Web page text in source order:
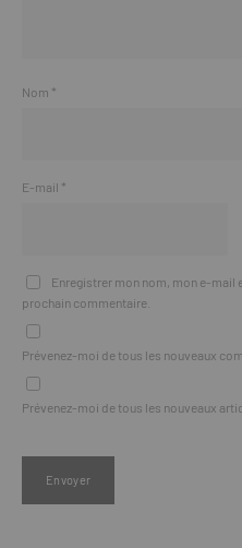
Nom *
E-mail *
Enregistrer mon nom, mon e-mail
prochain commentaire.
Prévenez-moi de tous les nouveaux
Prévenez-moi de tous les nouveaux